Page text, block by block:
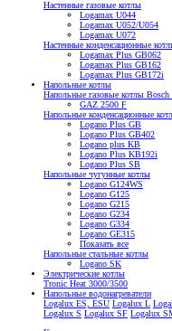
Настенные газовые котлы
Logamax U044
Logamax U052/U054
Logamax U072
Настенные конденсационные
Logamax Plus GB062
Logamax Plus GB162
Logamax Plus GB172i
Напольные котлы
Напольные газовые котлы
GAZ 2500 F
Напольные конденсационные
Logano Plus GB
Logano Plus GB402
Logano plus KB
Logano Plus KB192i
Logano Plus SB
Напольные чугунные котлы
Logano G124WS
Logano G125
Logano G215
Logano G234
Logano G334
Logano GE315
Показать все
Напольные стальные котлы
Logano SK
Электрические котлы
Tronic Heat 3000/3500
Напольные водонагреватели
Logalux ES, ESU Logalux L
Logalux S Logalux SF Logalux